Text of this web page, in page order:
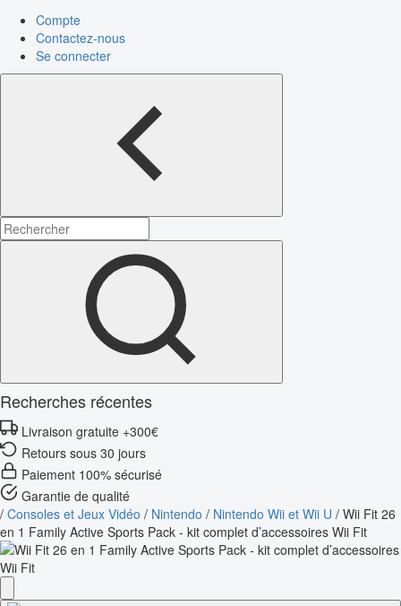
Compte
Contactez-nous
Se connecter
Recherches récentes
Livraison gratuite +300€
Retours sous 30 jours
Paiement 100% sécurisé
Garantie de qualité
/ Consoles et Jeux Vidéo / Nintendo / Nintendo Wii et Wii U / Wii Fit 26
en 1 Family Active Sports Pack - kit complet d’accessoires Wii Fit